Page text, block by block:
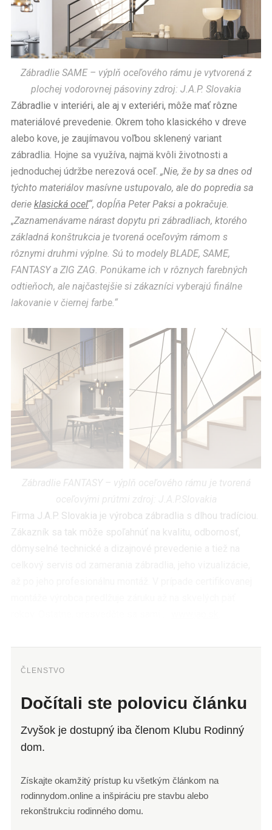
Zábradlie SAME – výplň oceľového rámu je vytvorená z
plochej vodorovnej pásoviny zdroj: J.A.P. Slovakia
Zábradlie v interiéri, ale aj v exteriéri, môže mať rôzne
materiálové prevedenie. Okrem toho klasického v dreve
alebo kove, je zaujímavou voľbou sklenený variant
zábradlia. Hojne sa využíva, najmä kvôli životnosti a
jednoduchej údržbe nerezová oceľ. „Nie, že by sa dnes od
týchto materiálov masívne ustupovalo, ale do popredia sa
derie klasická oceľ“, dopĺňa Peter Paksi a pokračuje.
„Zaznamenávame nárast dopytu pri zábradliach, ktorého
základná konštrukcia je tvorená oceľovým rámom s
rôznymi druhmi výplne. Sú to modely BLADE, SAME,
FANTASY a ZIG ZAG. Ponúkame ich v rôznych farebných
odtieňoch, ale najčastejšie si zákazníci vyberajú finálne
lakovanie v čiernej farbe.“
Zábradlie FANTASY – výplň oceľového rámu je tvorená
Firma J.A.P. Slovakia je výrobca zábradlia s dlhou tradíciou.
Zákazník sa tak môže spoľahnúť na kvalitu, odbornosť,
ČLENSTVO
Dočítali ste polovicu článku
Zvyšok je dostupný iba členom Klubu Rodinný
dom.
Získajte okamžitý prístup ku všetkým článkom na
rodinnydom.online a inšpiráciu pre stavbu alebo
rekonštrukciu rodinného domu.